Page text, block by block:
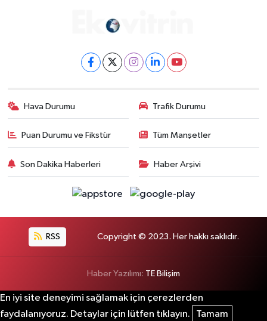
Hava Durumu Trafik Durumu
Puan Durumu ve Fikstür Tüm Manşetler
Son Dakika Haberleri Haber Arşivi
RSS Copyright © 2023. Her hakkı saklıdır.
Haber Yazılımı: TE Bilişim
En iyi site deneyimi sağlamak için çerezlerden
faydalanıyoruz. Detaylar için lütfen tıklayın.
Tamam